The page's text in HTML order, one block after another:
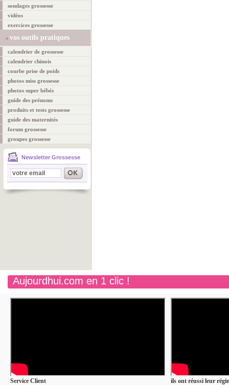
sondages grossesse
vidéos
exercices grossesse
vos outils pratiques
calendrier de grossesse
calendrier chinois
courbe prise de poids
photos miss grossesse
photos super bébés
guide des prénoms
produits et tests grossesse
guide des maternités
forum grossesse
groupes grossesse
Newsletter Grossesse
Aujourdhui.com en 1 clic !
Service Client
ils ont réussi leur